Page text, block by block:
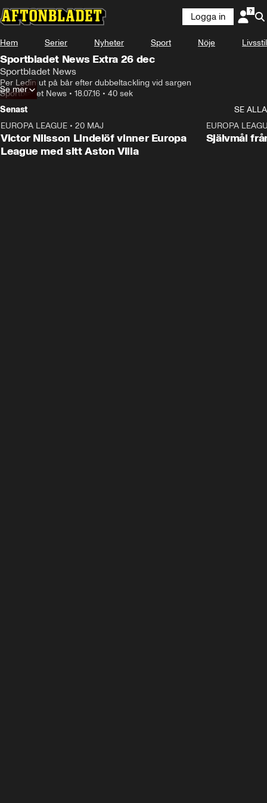
Logga in
Hem Serier Nyheter Sport Nöje Livsstil
Sportbladet News Extra 26 dec
Sportbladet News
Per Ledin ut på bår efter dubbeltackling vid sargen
Sportbladet News • 18.07.16 • 40 sek
Se mer
Senast
SE ALLA
EUROPA LEAGUE • 20 MAJ
Victor Nilsson Lindelöf vinner Europa
League med sitt Aston Villa
EUROPA
Självmål